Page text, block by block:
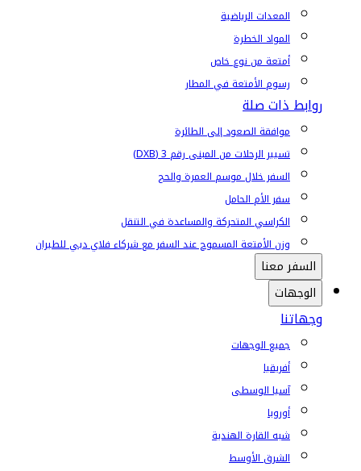
المعدات الرياضية
المواد الخطرة
أمتعة من نوع خاص
رسوم الأمتعة في المطار
روابط ذات صلة
موافقة الصعود إلى الطائرة
تسيير الرحلات من المبنى رقم 3 (DXB)
السفر خلال موسم العمرة والحج
سفر الأم الحامل
الكراسي المتحركة والمساعدة في التنقل
وزن الأمتعة المسموح عند السفر مع شركاء فلاي دبي للطيران
السفر معنا
الوجهات
وجهاتنا
جميع الوجهات
أفريقيا
آسيا الوسطى
أوروبا
شبه القارة الهندية
الشرق الأوسط